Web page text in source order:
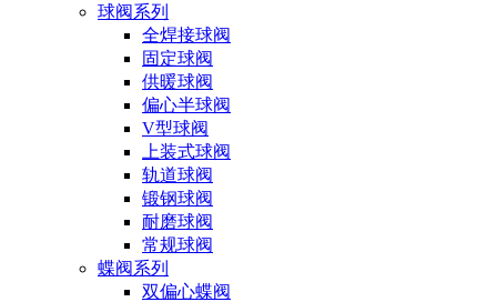
球阀系列
全焊接球阀
固定球阀
供暖球阀
偏心半球阀
V型球阀
上装式球阀
轨道球阀
锻钢球阀
耐磨球阀
常规球阀
蝶阀系列
双偏心蝶阀